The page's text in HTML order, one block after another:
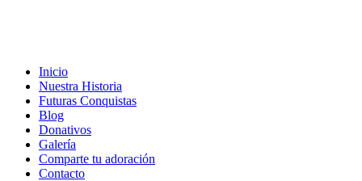
Inicio
Nuestra Historia
Futuras Conquistas
Blog
Donativos
Galería
Comparte tu adoración
Contacto